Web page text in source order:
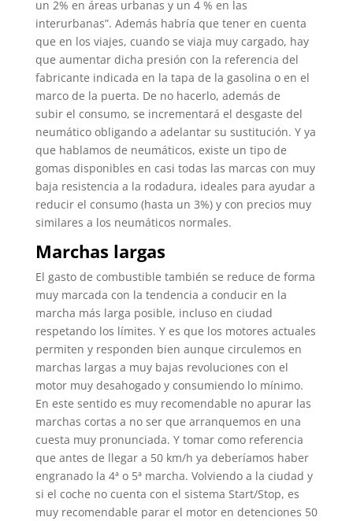
un 2% en áreas urbanas y un 4 % en las
interurbanas”. Además habría que tener en cuenta
que en los viajes, cuando se viaja muy cargado, hay
que aumentar dicha presión con la referencia del
fabricante indicada en la tapa de la gasolina o en el
marco de la puerta. De no hacerlo, además de
subir el consumo, se incrementará el desgaste del
neumático obligando a adelantar su sustitución. Y ya
que hablamos de neumáticos, existe un tipo de
gomas disponibles en casi todas las marcas con muy
baja resistencia a la rodadura, ideales para ayudar a
reducir el consumo (hasta un 3%) y con precios muy
similares a los neumáticos normales.
Marchas largas
El gasto de combustible también se reduce de forma
muy marcada con la tendencia a conducir en la
marcha más larga posible, incluso en ciudad
respetando los límites. Y es que los motores actuales
permiten y responden bien aunque circulemos en
marchas largas a muy bajas revoluciones con el
motor muy desahogado y consumiendo lo mínimo.
En este sentido es muy recomendable no apurar las
marchas cortas a no ser que arranquemos en una
cuesta muy pronunciada. Y tomar como referencia
que antes de llegar a 50 km/h ya deberíamos haber
engranado la 4ª o 5ª marcha. Volviendo a la ciudad y
si el coche no cuenta con el sistema Start/Stop, es
muy recomendable parar el motor en detenciones 50